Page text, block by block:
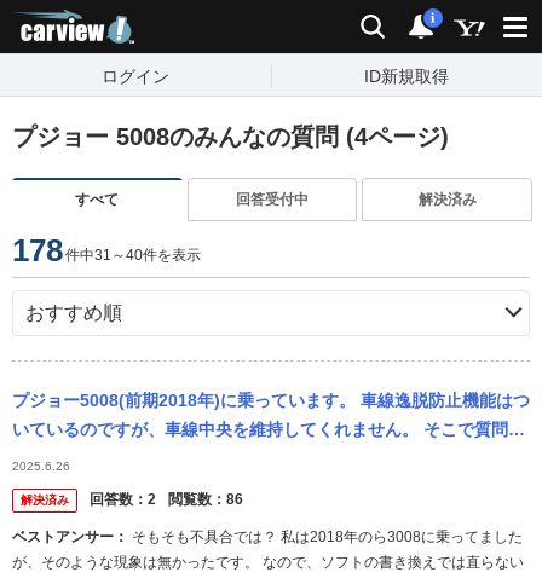
検索 通知
i
ログイン ID新規取得
プジョー 5008のみんなの質問 (4ページ)
すべて 回答受付中 解決済み
178件中31～40件を表示
プジョー5008(前期2018年)に乗っています。 車線逸脱防止機能はつ
いているのですが、車線中央を維持してくれません。 そこで質問で
すが、コンピュータなどのソフト書換えで、後期モデルのように
車...
2025.6.26
解決済み 回答数： 2 閲覧数： 86
ベストアンサー：
が、そのような現象は無かったです。 なので、ソフトの書き換えでは直らない